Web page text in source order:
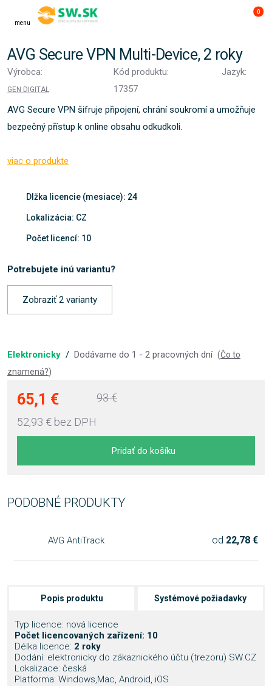
menu
0
AVG Secure VPN Multi-Device, 2 roky
Výrobca:
GEN DIGITAL
Kód produktu:
17357
Jazyk:
AVG Secure VPN šifruje připojení, chrání soukromí a umožňuje
bezpečný přístup k online obsahu odkudkoli.
viac o produkte
Dlžka licencie (mesiace): 24
Lokalizácia: CZ
Počet licencí: 10
Potrebujete inú variantu?
Zobraziť 2 varianty
Elektronicky / Dodávame do 1 - 2 pracovných dní (Čo to
znamená?)
65,1 €
52,93 € bez DPH
93 €
Pridať do košíku
PODOBNÉ PRODUKTY
AVG AntiTrack od 22,78 €
Popis produktu Systémové požiadavky
Typ licence: nová licence
Počet licencovaných zařízení: 10
Délka licence: 2 roky
Dodání: elektronicky do zákaznického účtu (trezoru) SW.CZ
Lokalizace: česká
Platforma: Windows,Mac, Android, iOS